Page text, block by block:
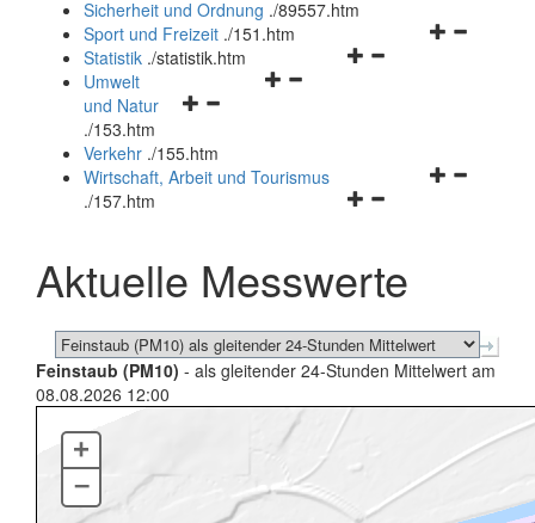
schließen
Sicherheit und Ordnung ./89557.htm
Navigationsmenü
Sport und Freizeit ./151.htm
Navigationsmenü
Statistik ./statistik.htm
Navigationsmenü
und
schließen
Umwelt
und Natur
./153.htm
Verkehr ./155.htm
Navigationsmenü
schließen
Wirtschaft, Arbeit und Tourismus
./157.htm
Aktuelle Messwerte
Feinstaub (PM10) - als gleitender 24-Stunden Mittelwert am
08.08.2026 12:00
+
–